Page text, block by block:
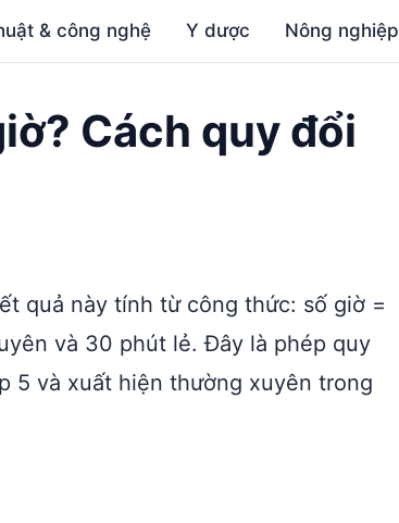
& công nghệ Y dược Nông nghiệp
Cách quy đổi
quả này tính từ công thức: số giờ =
và 30 phút lẻ. Đây là phép quy
5 và xuất hiện thường xuyên trong